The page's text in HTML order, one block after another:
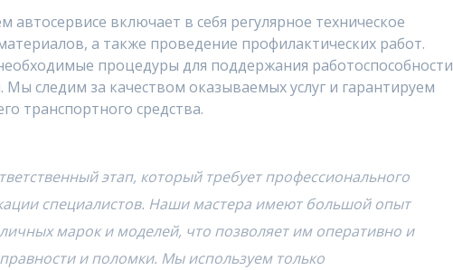
включает в себя регулярное техническое
а также проведение профилактических работ.
процедуры для поддержания работоспособности
следим за качеством оказываемых услуг и гарантируем
транспортного средства.
этап, который требует профессионального
специалистов. Наши мастера имеют большой опыт
марок и моделей, что позволяет им оперативно и
и поломки. Мы используем только